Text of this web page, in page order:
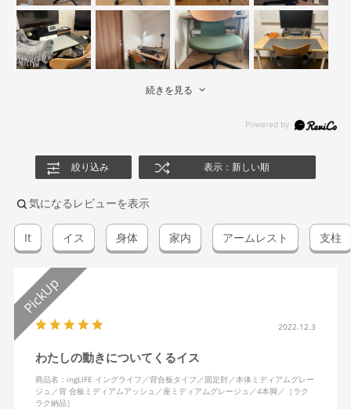
続きを見る
絞り込み 表示：新しい順
気になるレビューを表示
It イス 身体 家内 アームレスト 支柱
2022.12.3
わたしの動きについてくるイス
商品名：ingLIFE イングライフ／背合板タイプ／固定肘／本体ミディアムグレー
ジュ／背 合板ミディアムアッシュ／座ミディアムグレージュ／4本脚／［ラク
ラク納品］